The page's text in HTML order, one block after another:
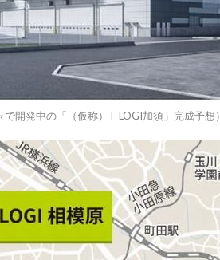
開発中の「（仮称）T-LOGI加須」完成予想）